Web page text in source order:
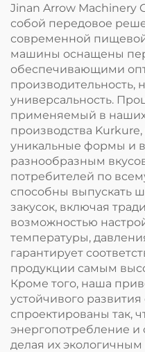
Jinan Arrow Machinery
собой передовое
современной
машины оснащены
обеспечивающими
производительность,
универсальность.
применяемый в
производства Kurkure,
уникальные формы и
разнообразным
потребителей по
способны выпускать
закусок, включая
возможностью
температуры,
гарантирует
продукции самым
Кроме того, наша
устойчивого
спроектированы так,
энергопотребление и
делая их